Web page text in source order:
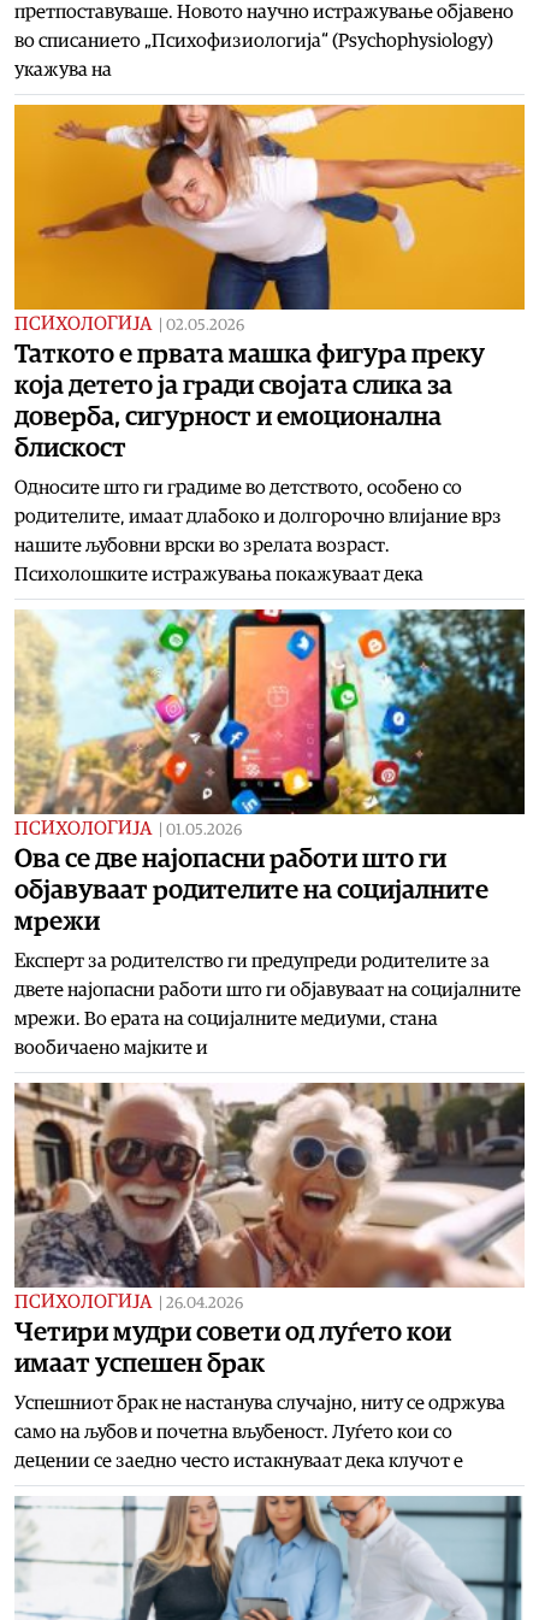
претпоставуваше. Новото научно истражување објавено
во списанието „Психофизиологија“ (Psychophysiology)
укажува на
ПСИХОЛОГИЈА 02.05.2026
Таткото е првата машка фигура преку
која детето ја гради својата слика за
доверба, сигурност и емоционална
блискост
Односите што ги градиме во детството, особено со
родителите, имаат длабоко и долгорочно влијание врз
нашите љубовни врски во зрелата возраст.
Психолошките истражувања покажуваат дека
ПСИХОЛОГИЈА 01.05.2026
Ова се две најопасни работи што ги
објавуваат родителите на социјалните
мрежи
Експерт за родителство ги предупреди родителите за
двете најопасни работи што ги објавуваат на социјалните
мрежи. Во ерата на социјалните медиуми, стана
вообичаено мајките и
ПСИХОЛОГИЈА 26.04.2026
Четири мудри совети од луѓето кои
имаат успешен брак
Успешниот брак не настанува случајно, ниту се одржува
само на љубов и почетна вљубеност. Луѓето кои со
децении се заедно често истакнуваат дека клучот е